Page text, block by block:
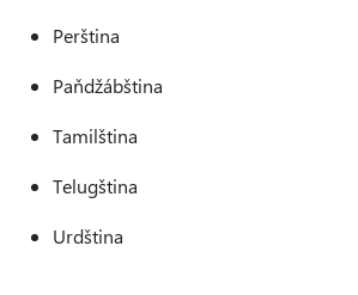
Perština
Paňdžábština
Tamilština
Telugština
Urdština